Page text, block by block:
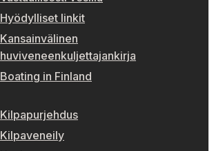
Hyödylliset linkit
Kansainvälinen
huviveneenkuljettajankirja
Boating in Finland
Kilpapurjehdus
Kilpaveneily